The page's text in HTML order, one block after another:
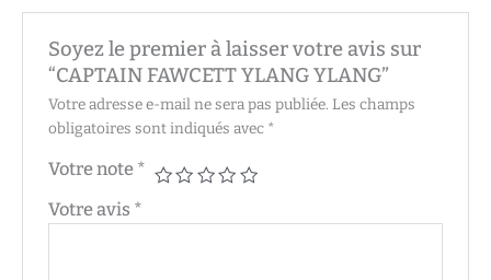
Soyez le premier à laisser votre avis sur
“CAPTAIN FAWCETT YLANG YLANG”
Votre adresse e-mail ne sera pas publiée. Les champs
obligatoires sont indiqués avec *
Votre note *
Votre avis *